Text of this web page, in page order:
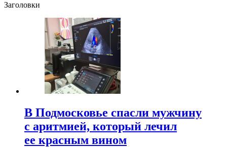
Заголовки
В Подмосковье спасли мужчину
с аритмией, который лечил
ее красным вином